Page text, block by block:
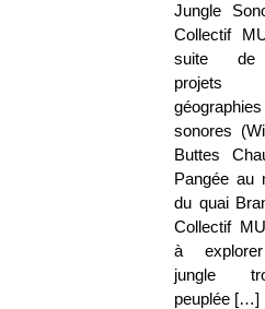
Jungle
Collectif
suite
géographies
sonores
Buttes
Pangée au
du quai
Collectif
à
jungle
peuplée […]